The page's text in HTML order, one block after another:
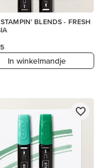
BLENDS - FRESH
In winkelmandje